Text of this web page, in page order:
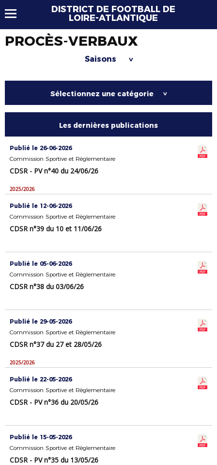
DISTRICT DE FOOTBALL DE
LOIRE-ATLANTIQUE
PROCÈS-VERBAUX
Saisons >
Sélectionnez une catégorie >
Les dernières publications
Publié le 26-06-2026
Commission Sportive et Règlementaire
CDSR - PV n°40 du 24/06/26
2025/2026
Publié le 12-06-2026
Commission Sportive et Règlementaire
CDSR n°39 du 10 et 11/06/26
Publié le 05-06-2026
Commission Sportive et Règlementaire
CDSR n°38 du 03/06/26
Publié le 29-05-2026
Commission Sportive et Règlementaire
CDSR n°37 du 27 et 28/05/26
2025/2026
Publié le 22-05-2026
Commission Sportive et Règlementaire
CDSR - PV n°36 du 20/05/26
Publié le 15-05-2026
Commission Sportive et Règlementaire
CDSR - PV n°35 du 13/05/26